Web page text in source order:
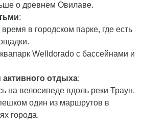
о древнем Овилаве.
:
в городском парке, где есть
Welldorado с бассейнами и
отдыха:
на велосипеде вдоль реки Траун.
один из маршрутов в
города.